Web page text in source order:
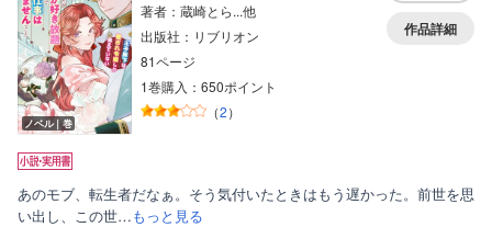
ノベル｜巻
著者：蔵崎とら...他
出版社：リブリオン
81ページ
1巻購入：650ポイント
（2）
作品詳細
あのモブ、転生者だなぁ。そう気付いたときはもう遅かった。前世を思
い出し、この世…もっと見る